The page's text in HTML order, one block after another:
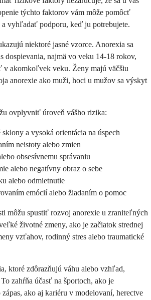
týchto faktorov vám môže pomôcť
vyhľadať podporu, keď ju potrebujete.
niektoré jasné vzorce. Anorexia sa
dospievania, najmä vo veku 14-18 rokov,
v akomkoľvek veku. Ženy majú väčšiu
anorexie ako muži, hoci u mužov sa výskyt
ovplyvniť úroveň vášho rizika:
a vysoká orientácia na úspech
neistoty alebo zmien
obsesívnemu správaniu
alebo negatívny obraz o sebe
alebo odmietnutie
emócií alebo žiadaním o pomoc
môžu spustiť rozvoj anorexie u zraniteľných
životné zmeny, ako je začiatok strednej
vzťahov, rodinný stres alebo traumatické
ktoré zdôrazňujú váhu alebo vzhľad,
zahŕňa účasť na športoch, ako je
ako aj kariéru v modelovaní, herectve